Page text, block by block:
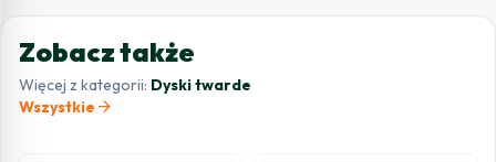
Zobacz także
Więcej z kategorii: Dyski twarde
Wszystkie arrow_forward